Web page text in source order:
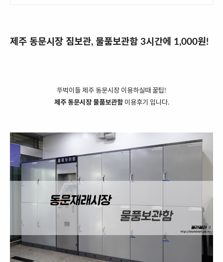
제주 동문시장 짐보관, 물품보관함 3시간에 1,000원!
뚜벅이들 제주 동문시장 이용하실때 꿀팁!
제주 동문시장 물품보관함이용후기 입니다.